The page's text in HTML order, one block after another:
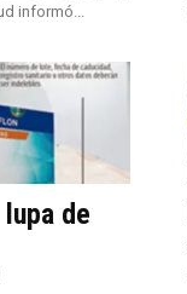
informó...
de